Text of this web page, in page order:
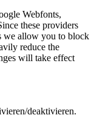
Webfonts,
these providers
we allow you to block
reduce the
will take effect
deaktivieren.